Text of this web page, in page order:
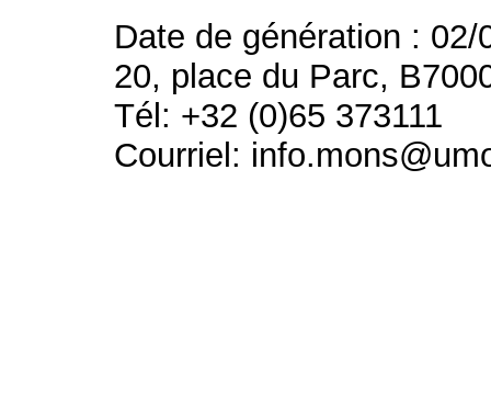
Date de génération : 02/
20, place du Parc,
Tél: +32 (0)65 373111
Courriel: